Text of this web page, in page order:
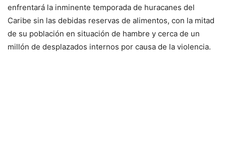
enfrentará la inminente temporada de huracanes del
Caribe sin las debidas reservas de alimentos, con la mitad
de su población en situación de hambre y cerca de un
millón de desplazados internos por causa de la violencia.